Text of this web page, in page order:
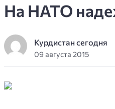
На НАТО
Курдистан сегодня
09 августа 2015